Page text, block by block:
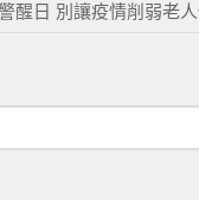
醒日 別讓疫情削弱老